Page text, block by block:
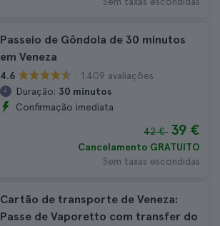
Passeio de Gôndola de 30 minutos
em Veneza
4.6
1.409 avaliações
Duração: 30 minutos
Confirmação imediata
42 € 39 €
Cancelamento GRATUITO
Sem taxas escondidas
Cartão de transporte de Veneza:
Passe de Vaporetto com transfer do